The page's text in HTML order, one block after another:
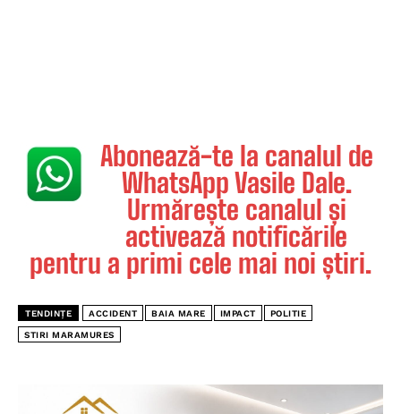
Abonează-te la canalul de
WhatsApp Vasile Dale.
Urmărește canalul și
activează notificările
pentru a primi cele mai noi știri.
TENDINȚE ACCIDENT BAIA MARE IMPACT POLITIE
STIRI MARAMURES